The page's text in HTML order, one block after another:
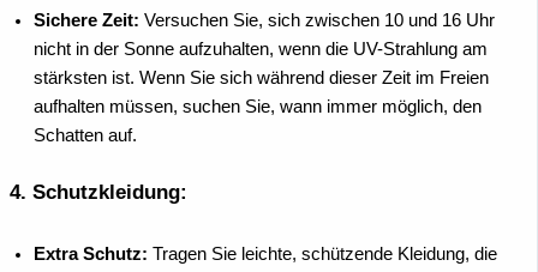
Sichere Zeit: Versuchen Sie, sich zwischen 10 und 16 Uhr
nicht in der Sonne aufzuhalten, wenn die UV-Strahlung am
stärksten ist. Wenn Sie sich während dieser Zeit im Freien
aufhalten müssen, suchen Sie, wann immer möglich, den
Schatten auf.
4. Schutzkleidung:
Extra Schutz: Tragen Sie leichte, schützende Kleidung, die